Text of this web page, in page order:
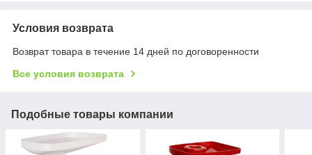
Условия возврата
Возврат товара в течение 14 дней по договоренности
Все условия возврата
Подобные товары компании